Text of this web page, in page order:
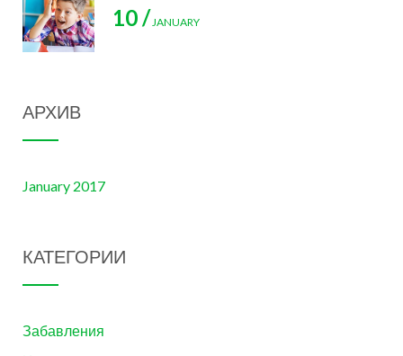
10 / JANUARY
АРХИВ
January 2017
КАТЕГОРИИ
Забавления